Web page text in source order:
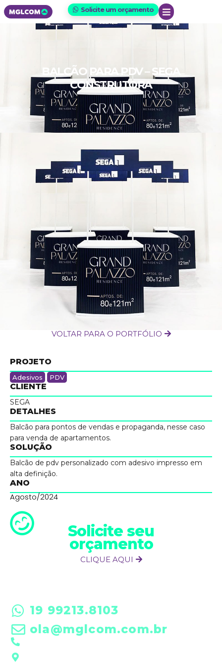
Solicite um orçamento
BALCÃO PARA PDV – SEGA
CONSTRUTORA
VOLTAR PARA O PORTFÓLIO
PROJETO
Adesivos PDV
CLIENTE
SEGA
DETALHES
Balcão para pontos de vendas e propaganda, nesse caso
para venda de apartamentos.
SOLUÇÃO
Balcão de pdv personalizado com adesivo impresso em
alta definição.
ANO
Agosto/2024
Solicite seu
orçamento
CLIQUE AQUI
19 99213.8103
ola@mglcom.com.br